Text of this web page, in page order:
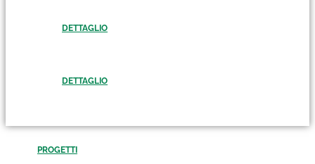
DETTAGLIO
DETTAGLIO
PROGETTI